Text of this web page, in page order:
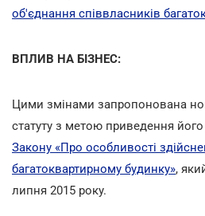
об'єднання співвласників
ВПЛИВ НА БІЗНЕС:
Цими змінами запропонована
статуту з метою приведення його
Закону «Про особливості
багатоквартирному будинку»,
липня 2015 року.